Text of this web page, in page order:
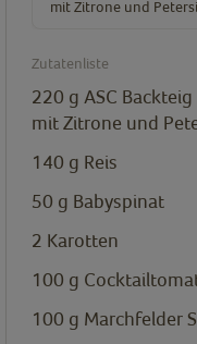
mit Zitrone und
Zutatenliste
220 g ASC
mit Zitrone und
140 g Reis
50 g Babyspinat
2 Karotten
100 g
100 g Marchfelder